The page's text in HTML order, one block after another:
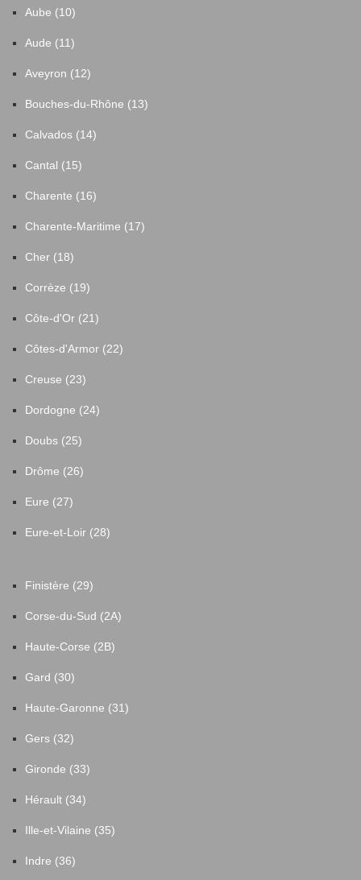
Aube (10)
Aude (11)
Aveyron (12)
Bouches-du-Rhône (13)
Calvados (14)
Cantal (15)
Charente (16)
Charente-Maritime (17)
Cher (18)
Corrèze (19)
Côte-d'Or (21)
Côtes-d'Armor (22)
Creuse (23)
Dordogne (24)
Doubs (25)
Drôme (26)
Eure (27)
Eure-et-Loir (28)
Finistère (29)
Corse-du-Sud (2A)
Haute-Corse (2B)
Gard (30)
Haute-Garonne (31)
Gers (32)
Gironde (33)
Hérault (34)
Ille-et-Vilaine (35)
Indre (36)